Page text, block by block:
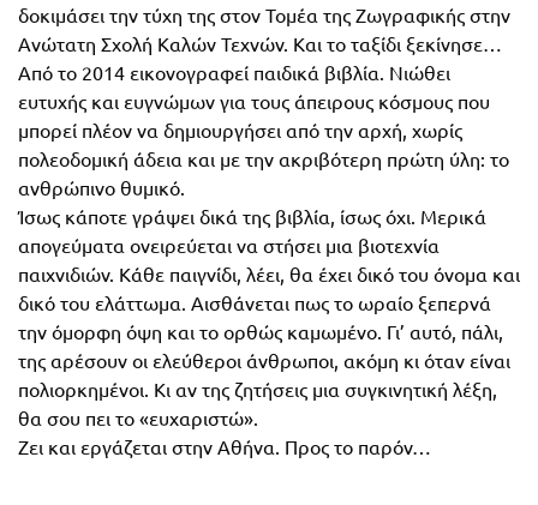
Θεματικά
Ημερολόγια
Βιβλία
Εκπαιδευτικών
Δραστηριοτήτων
Εκπαίδευση
STE(A)M
Εκπαίδευση
ενηλίκων –
Διά Βίου
Μάθηση
Βιβλιοθήκη
του
Β΄
Τάξη
Γ΄
Τάξη
Λύκειο
Α΄
Τάξη
Β΄
Τάξη
Γ΄
δοκιμάσει την τύχη της στον Τομέα της Ζωγραφικής στην
Ανώτατη Σχολή Καλών Τεχνών. Και το ταξίδι ξεκίνησε…
Από το 2014 εικονογραφεί παιδικά βιβλία. Νιώθει
ευτυχής και ευγνώμων για τους άπειρους κόσμους που
μπορεί πλέον να δημιουργήσει από την αρχή, χωρίς
πολεοδομική άδεια και με την ακριβότερη πρώτη ύλη: το
ανθρώπινο θυμικό.
Ίσως κάποτε γράψει δικά της βιβλία, ίσως όχι. Μερικά
απογεύματα ονειρεύεται να στήσει μια βιοτεχνία
παιχνιδιών. Κάθε παιγνίδι, λέει, θα έχει δικό του όνομα και
δικό του ελάττωμα. Αισθάνεται πως το ωραίο ξεπερνά
την όμορφη όψη και το ορθώς καμωμένο. Γι’ αυτό, πάλι,
της αρέσουν οι ελεύθεροι άνθρωποι, ακόμη κι όταν είναι
πολιορκημένοι. Κι αν της ζητήσεις μια συγκινητική λέξη,
θα σου πει το «ευχαριστώ».
Ζει και εργάζεται στην Αθήνα. Προς το παρόν…